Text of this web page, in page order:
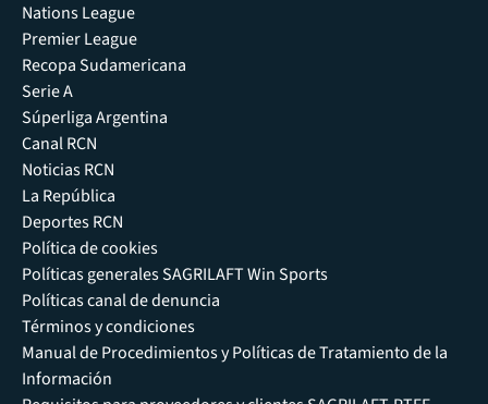
Nations League
Premier League
Recopa Sudamericana
Serie A
Súperliga Argentina
Canal RCN
Noticias RCN
La República
Deportes RCN
Política de cookies
Políticas generales SAGRILAFT Win Sports
Políticas canal de denuncia
Términos y condiciones
Manual de Procedimientos y Políticas de Tratamiento de la
Información